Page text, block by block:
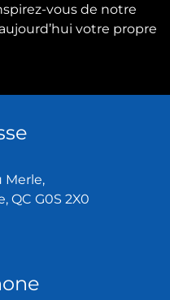
vous de notre
votre propre
Merle,
QC G0S 2X0